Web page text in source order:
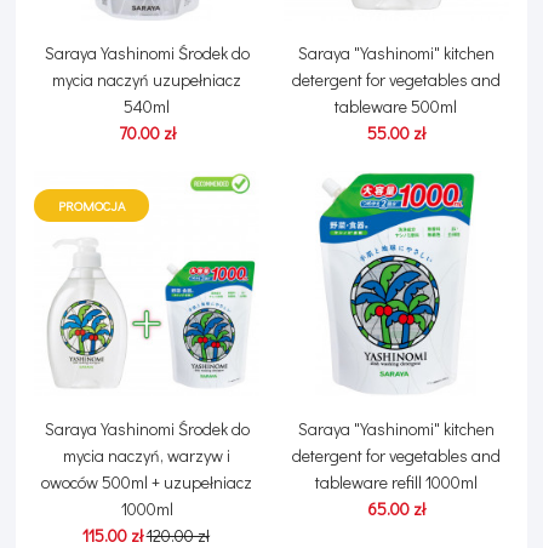
Saraya Yashinomi Środek do
mycia naczyń uzupełniacz
540ml
70.00 zł
Saraya "Yashinomi" kitchen
detergent for vegetables and
tableware 500ml
55.00 zł
PROMOCJA
Saraya Yashinomi Środek do
mycia naczyń, warzyw i
owoców 500ml + uzupełniacz
1000ml
115.00 zł120.00 zł
Saraya "Yashinomi" kitchen
detergent for vegetables and
tableware refill 1000ml
65.00 zł